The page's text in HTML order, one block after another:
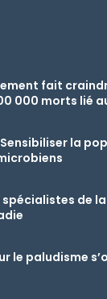
fait
000 morts lié
la
spécialistes de
le paludisme